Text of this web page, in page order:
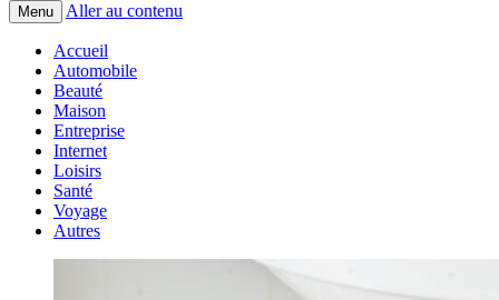
Menu Aller au contenu
Accueil
Automobile
Beauté
Maison
Entreprise
Internet
Loisirs
Santé
Voyage
Autres